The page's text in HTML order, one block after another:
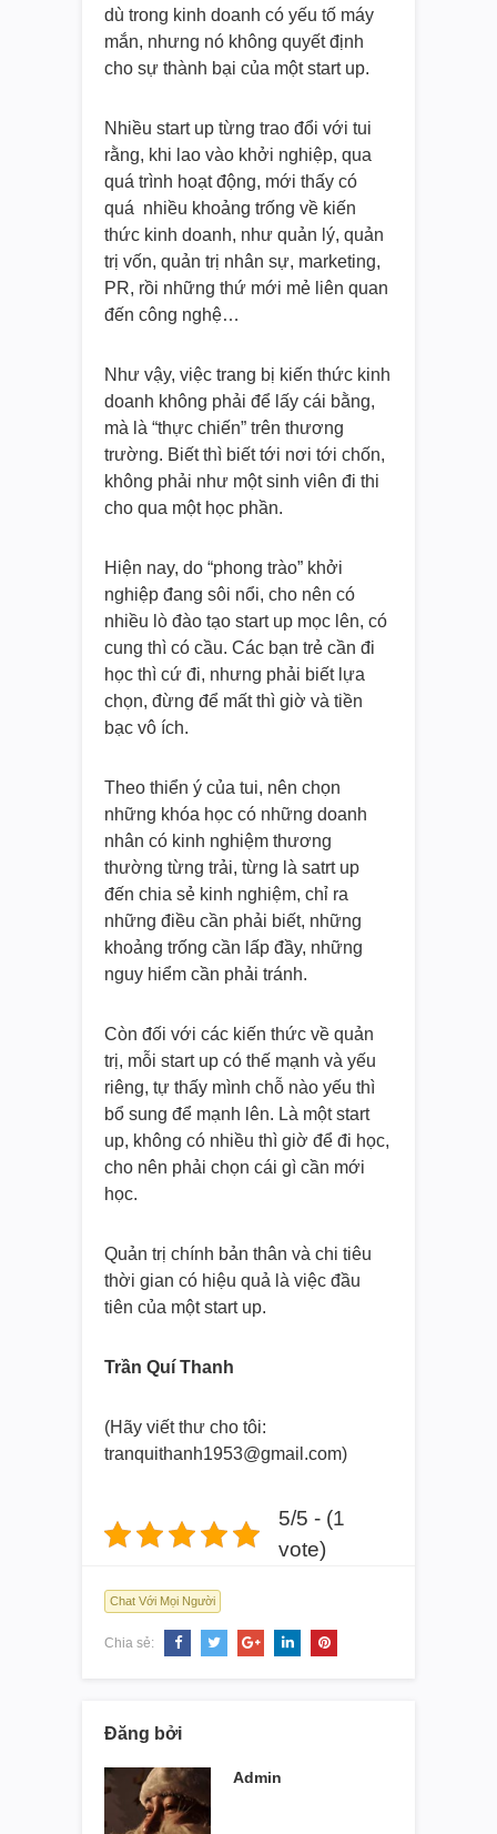
dù trong kinh doanh có yếu tố máy
mắn, nhưng nó không quyết định
cho sự thành bại của một start up.
Nhiều start up từng trao đổi với tui
rằng, khi lao vào khởi nghiệp, qua
quá trình hoạt động, mới thấy có
quá nhiều khoảng trống về kiến
thức kinh doanh, như quản lý, quản
trị vốn, quản trị nhân sự, marketing,
PR, rồi những thứ mới mẻ liên quan
đến công nghệ…
Như vậy, việc trang bị kiến thức kinh
doanh không phải để lấy cái bằng,
mà là “thực chiến” trên thương
trường. Biết thì biết tới nơi tới chốn,
không phải như một sinh viên đi thi
cho qua một học phần.
Hiện nay, do “phong trào” khởi
nghiệp đang sôi nổi, cho nên có
nhiều lò đào tạo start up mọc lên, có
cung thì có cầu. Các bạn trẻ cần đi
học thì cứ đi, nhưng phải biết lựa
chọn, đừng để mất thì giờ và tiền
bạc vô ích.
Theo thiển ý của tui, nên chọn
những khóa học có những doanh
nhân có kinh nghiệm thương
thường từng trải, từng là satrt up
đến chia sẻ kinh nghiệm, chỉ ra
những điều cần phải biết, những
khoảng trống cần lấp đầy, những
nguy hiểm cần phải tránh.
Còn đối với các kiến thức về quản
trị, mỗi start up có thế mạnh và yếu
riêng, tự thấy mình chỗ nào yếu thì
bổ sung để mạnh lên. Là một start
up, không có nhiều thì giờ để đi học,
cho nên phải chọn cái gì cần mới
học.
Quản trị chính bản thân và chi tiêu
thời gian có hiệu quả là việc đầu
tiên của một start up.
Trần Quí Thanh
(Hãy viết thư cho tôi:
tranquithanh1953@gmail.com)
5/5 - (1
vote)
Chat Với Mọi Người
Chia sẻ:
Đăng bởi
Admin